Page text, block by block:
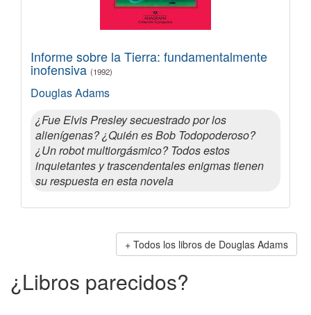
Informe sobre la Tierra: fundamentalmente
inofensiva (1992)
Douglas Adams
¿Fue Elvis Presley secuestrado por los
alienígenas? ¿Quién es Bob Todopoderoso?
¿Un robot multiorgásmico? Todos estos
inquietantes y trascendentales enigmas tienen
su respuesta en esta novela
Todos los libros de Douglas Adams
¿Libros parecidos?